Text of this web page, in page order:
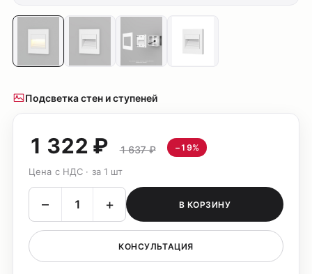
Подсветка стен и ступеней
1 322 ₽ 1 637 ₽ −19%
Цена с НДС · за 1 шт
– + В КОРЗИНУ
КОНСУЛЬТАЦИЯ